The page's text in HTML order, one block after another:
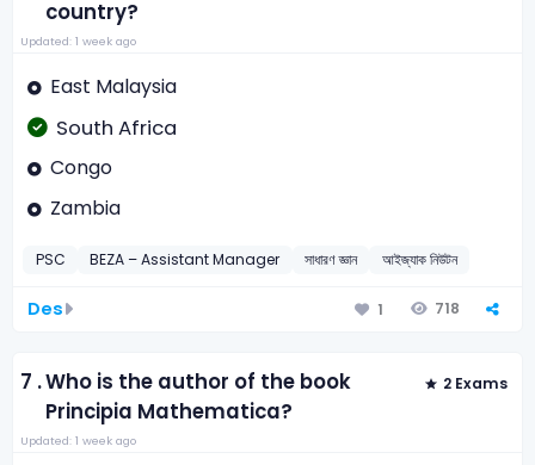
country?
Updated: 1 week ago
East Malaysia
South Africa
Congo
Zambia
PSC BEZA – Assistant Manager সাধারণ জ্ঞান আইজ্যাক নিউটন
Des 1 718
7 .Who is the author of the book
Principia Mathematica?
2 Exams
Updated: 1 week ago